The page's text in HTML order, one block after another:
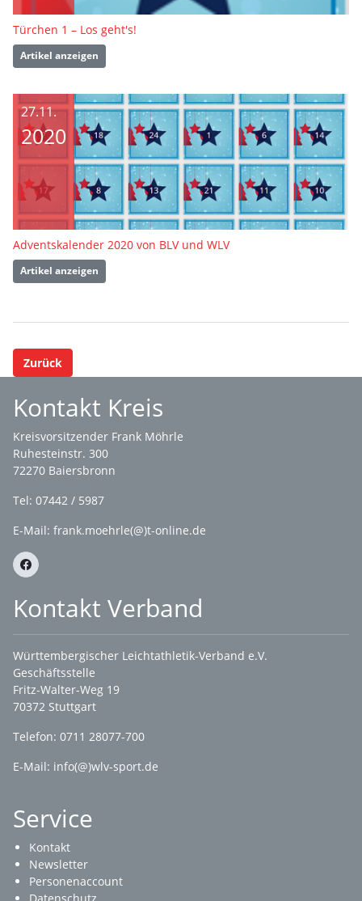
Türchen 1 – Los geht's!
Artikel anzeigen
27.11.
2020
Adventskalender 2020 von BLV und WLV
Artikel anzeigen
Zurück
Kontakt Kreis
Kreisvorsitzender Frank Möhrle
Ruhesteinstr. 300
72270 Baiersbronn
Tel: 07442 / 5987
E-Mail: frank.moehrle(@)t-online.de
Kontakt Verband
Württembergischer Leichtathletik-Verband e.V.
Geschäftsstelle
Fritz-Walter-Weg 19
70372 Stuttgart
Telefon: 0711 28077-700
E-Mail: info(@)wlv-sport.de
Service
Kontakt
Newsletter
Personenaccount